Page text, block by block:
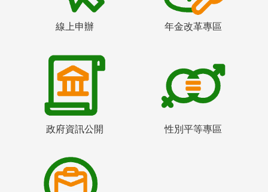
線上申辦 年金改革專區
政府資訊公開 性別平等專區